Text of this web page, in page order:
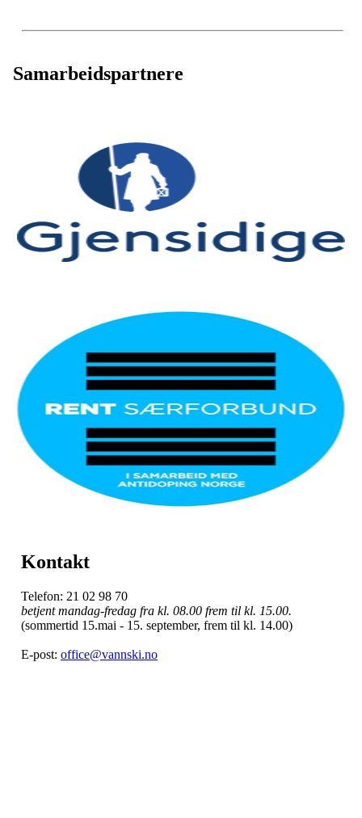
Samarbeidspartnere
Kontakt
Telefon: 21 02 98 70
betjent mandag-fredag fra kl. 08.00 frem til kl. 15.00.
(sommertid 15.mai - 15. september, frem til kl. 14.00)
E-post: office@vannski.no